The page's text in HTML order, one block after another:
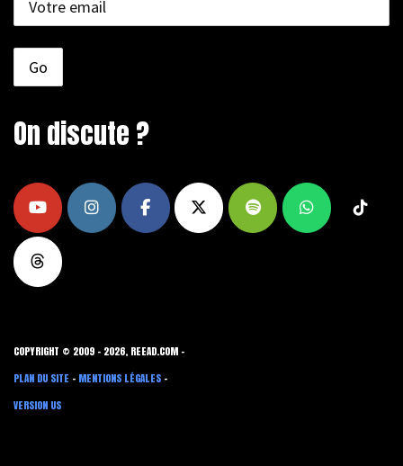
On discute ?
COPYRIGHT © 2009 - 2026, REEAD.COM -
PLAN DU SITE - MENTIONS LÉGALES -
VERSION US